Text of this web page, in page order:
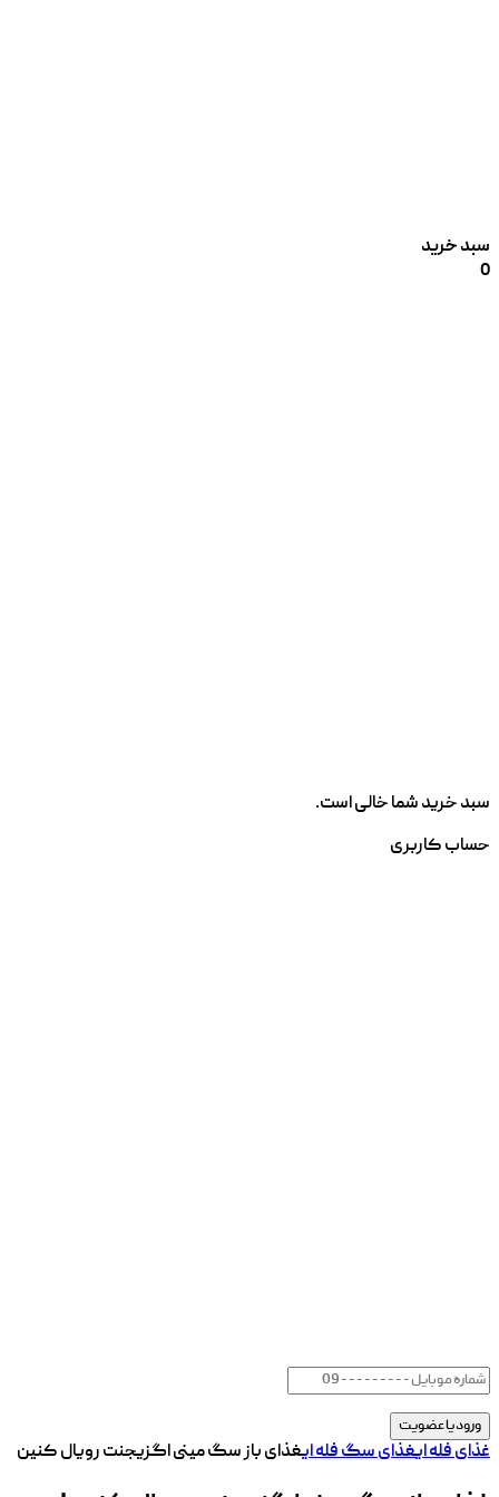
سبد خرید
0
سبد خرید شما خالی است.
حساب کاربری
غذای فله ایغذای سگ فله ایغذای باز سگ مینی اگزیجنت رویال کنین